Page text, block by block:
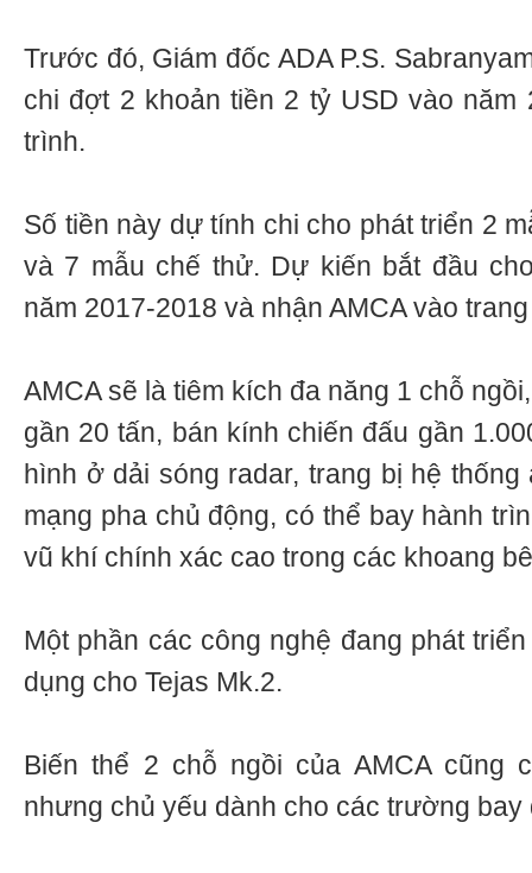
Trước đó, Giám đốc ADA P.S.
chi đợt 2 khoản tiền 2 tỷ USD vào năm
trình.
Số tiền này dự tính chi cho phát triển 2
và 7 mẫu chế thử. Dự kiến bắt đầu
năm 2017-2018 và nhận AMCA vào
AMCA sẽ là tiêm kích đa năng 1 chỗ
gần 20 tấn, bán kính chiến đấu gần
hình ở dải sóng radar, trang bị hệ thống
mạng pha chủ động, có thể bay hành
vũ khí chính xác cao trong các khoang
Một phần các công nghệ đang phát
dụng cho Tejas Mk.2.
Biến thể 2 chỗ ngồi của AMCA cũng
nhưng chủ yếu dành cho các trường bay